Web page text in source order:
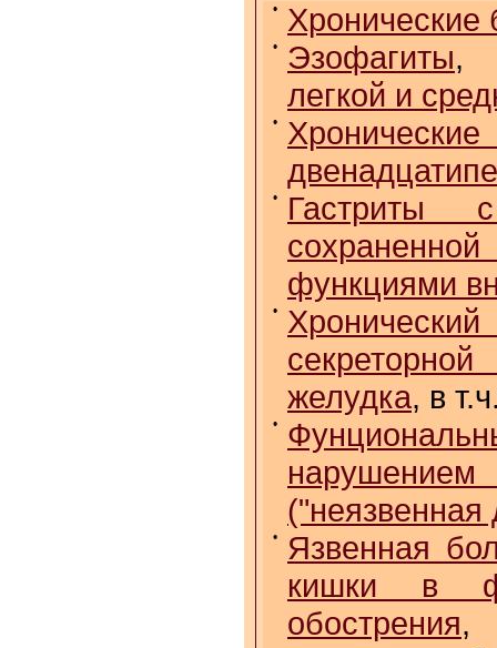
• Хронические
• Эзофагиты
легкой и
•
•
Гастриты с
функциями
•
желудка, в
•
нарушением
("неязвенная
•
Язвенная
кишки в
обострения,